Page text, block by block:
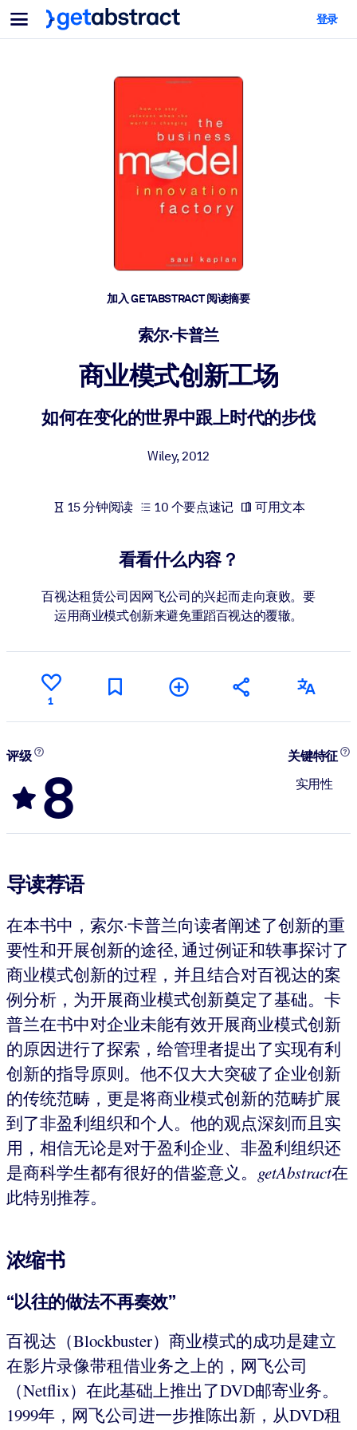
菜单
面向团队与管理者
帮助您的管理者为未来的工作时代做好准备。
让团队更轻松地共同学习、解决实际问题并更快采取行动。
培养您的员工应对未来挑战所需的技能。
面向 LMS/LXP
将简短且经过验证的知识引入您的 LMS/LXP，以获得更强的学习效
利用可靠、结构化的知识为您的人工智能系统提供动力，以改善输
面向人工智能系统
登录
加入 GETABSTRACT 阅读摘要
索尔·卡普兰
商业模式创新工场
如何在变化的世界中跟上时代的步伐
Wiley,2012
15 分钟阅读 10 个要点速记 可用文本
看看什么内容？
百视达租赁公司因网飞公司的兴起而走向衰败。要
运用商业模式创新来避免重蹈百视达的覆辙。
1
评级
8
关键特征
实用性
导读荐语
在本书中，索尔·卡普兰向读者阐述了创新的重
要性和开展创新的途径, 通过例证和轶事探讨了
商业模式创新的过程，并且结合对百视达的案
例分析，为开展商业模式创新奠定了基础。卡
普兰在书中对企业未能有效开展商业模式创新
的原因进行了探索，给管理者提出了实现有利
创新的指导原则。他不仅大大突破了企业创新
的传统范畴，更是将商业模式创新的范畴扩展
到了非盈利组织和个人。他的观点深刻而且实
用，相信无论是对于盈利企业、非盈利组织还
是商科学生都有很好的借鉴意义。 getAbstract在
此特别推荐。
浓缩书
“以往的做法不再奏效”
百视达（Blockbuster）商业模式的成功是建立
在影片录像带租借业务之上的，网飞公司
（Netflix）在此基础上推出了DVD邮寄业务。
1999年，网飞公司进一步推陈出新，从DVD租